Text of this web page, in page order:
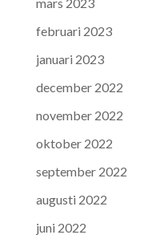
mars 2023
februari 2023
januari 2023
december 2022
november 2022
oktober 2022
september 2022
augusti 2022
juni 2022